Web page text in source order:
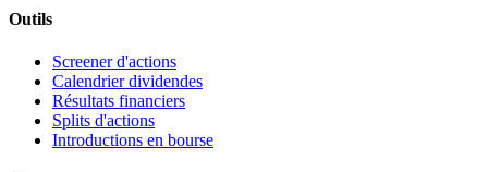
Outils
Screener d'actions
Calendrier dividendes
Résultats financiers
Splits d'actions
Introductions en bourse